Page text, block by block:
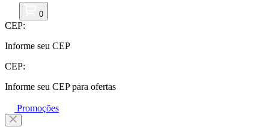
0
CEP:
Informe seu CEP
CEP:
Informe seu CEP para ofertas
Promoções